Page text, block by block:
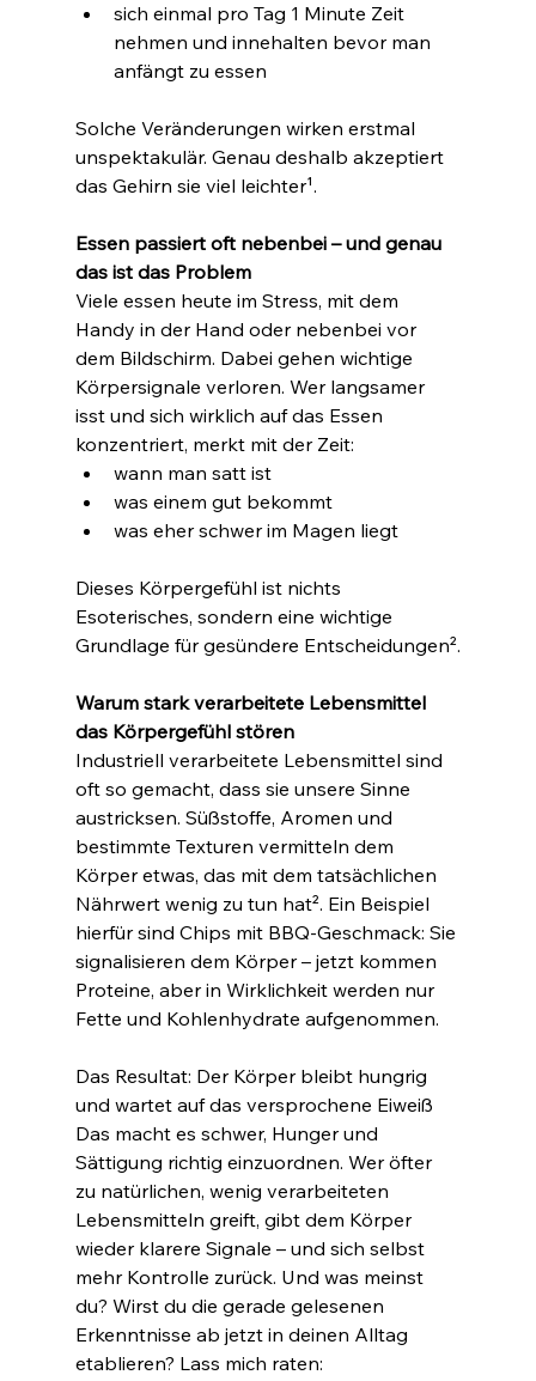
sich einmal pro Tag 1 Minute Zeit
nehmen und innehalten bevor man
anfängt zu essen
Solche Veränderungen wirken erstmal
unspektakulär. Genau deshalb akzeptiert
das Gehirn sie viel leichter¹.
Essen passiert oft nebenbei – und genau
das ist das Problem
Viele essen heute im Stress, mit dem
Handy in der Hand oder nebenbei vor
dem Bildschirm. Dabei gehen wichtige
Körpersignale verloren. Wer langsamer
isst und sich wirklich auf das Essen
konzentriert, merkt mit der Zeit:
wann man satt ist
was einem gut bekommt
was eher schwer im Magen liegt
Dieses Körpergefühl ist nichts
Esoterisches, sondern eine wichtige
Grundlage für gesündere Entscheidungen².
Warum stark verarbeitete Lebensmittel
das Körpergefühl stören
Industriell verarbeitete Lebensmittel sind
oft so gemacht, dass sie unsere Sinne
austricksen. Süßstoffe, Aromen und
bestimmte Texturen vermitteln dem
Körper etwas, das mit dem tatsächlichen
Nährwert wenig zu tun hat². Ein Beispiel
hierfür sind Chips mit BBQ-Geschmack: Sie
signalisieren dem Körper – jetzt kommen
Proteine, aber in Wirklichkeit werden nur
Fette und Kohlenhydrate aufgenommen.
Das Resultat: Der Körper bleibt hungrig
und wartet auf das versprochene Eiweiß
Das macht es schwer, Hunger und
Sättigung richtig einzuordnen. Wer öfter
zu natürlichen, wenig verarbeiteten
Lebensmitteln greift, gibt dem Körper
wieder klarere Signale – und sich selbst
mehr Kontrolle zurück. Und was meinst
du? Wirst du die gerade gelesenen
Erkenntnisse ab jetzt in deinen Alltag
etablieren? Lass mich raten: